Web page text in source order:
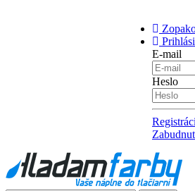
E-mail
Heslo